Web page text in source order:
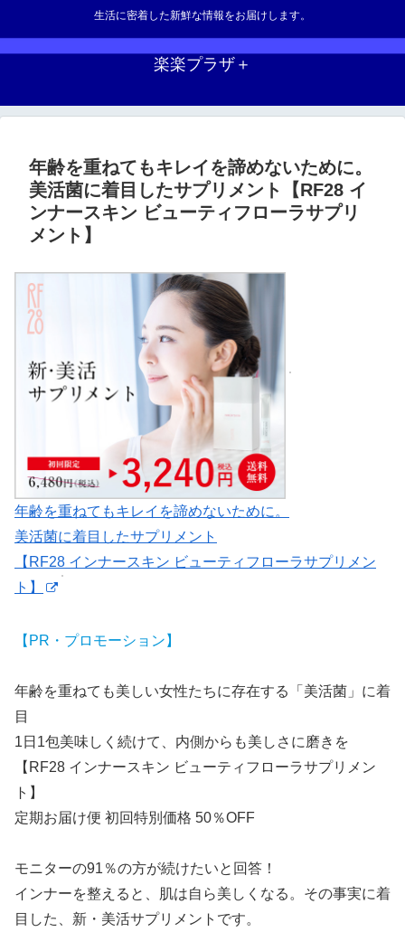
生活に密着した新鮮な情報をお届けします。
楽楽プラザ＋
年齢を重ねてもキレイを諦めないために。
美活菌に着目したサプリメント【RF28 イ
ンナースキン ビューティフローラサプリ
メント】
年齢を重ねてもキレイを諦めないために。
美活菌に着目したサプリメント
【RF28 インナースキン ビューティフローラサプリメン
ト】
【PR・プロモーション】
年齢を重ねても美しい女性たちに存在する「美活菌」に着
目
1日1包美味しく続けて、内側からも美しさに磨きを
【RF28 インナースキン ビューティフローラサプリメン
ト】
定期お届け便 初回特別価格 50％OFF
モニターの91％の方が続けたいと回答！
インナーを整えると、肌は自ら美しくなる。その事実に着
目した、新・美活サプリメントです。